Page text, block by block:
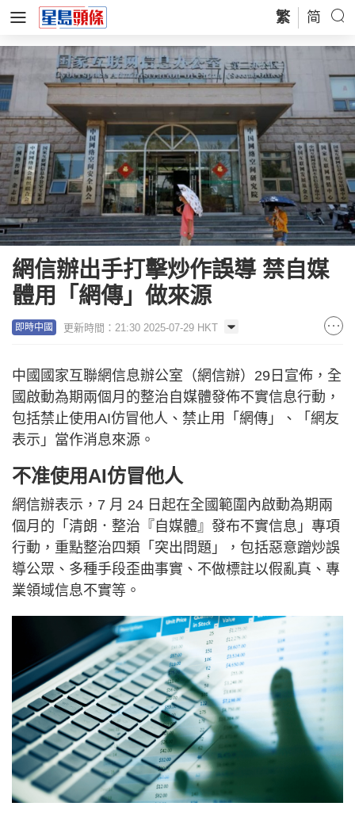
繁 简
網信辦出手打擊炒作誤導 禁自媒
體用「網傳」做來源
即時中國 更新時間：21:30 2025-07-29 HKT
中國國家互聯網信息辦公室（網信辦）29日宣佈，全
國啟動為期兩個月的整治自媒體發佈不實信息行動，
包括禁止使用AI仿冒他人、禁止用「網傳」、「網友
表示」當作消息來源。
不准使用AI仿冒他人
網信辦表示，7 月 24 日起在全國範圍內啟動為期兩
個月的「清朗．整治『自媒體』發布不實信息」專項
行動，重點整治四類「突出問題」，包括惡意蹭炒誤
導公眾、多種手段歪曲事實、不做標註以假亂真、專
業領域信息不實等。